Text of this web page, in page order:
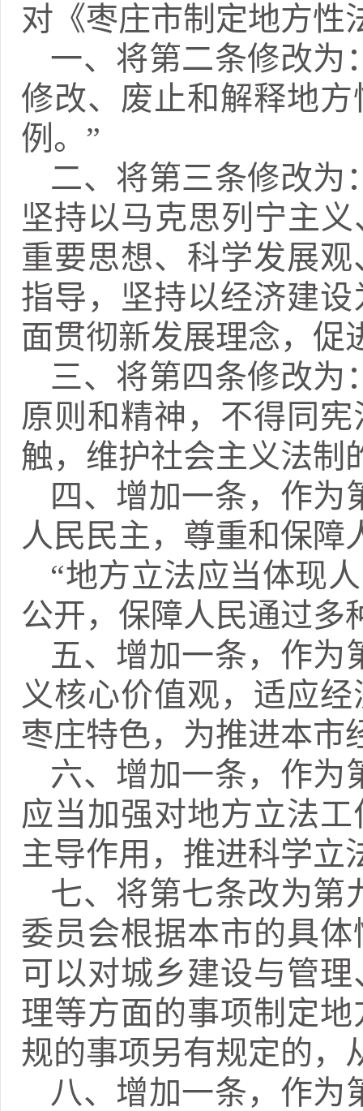
对《枣庄市制定地方性
一、将第二条修改为
修改、废止和解释地
例。”
二、将第三条修改为
坚持以马克思列宁主
重要思想、科学发展
指导，坚持以经济建
面贯彻新发展理念，促
三、将第四条修改为
原则和精神，不得同
触，维护社会主义法制
四、增加一条，作为
人民民主，尊重和保障
“地方立法应当体现
公开，保障人民通过多
五、增加一条，作为
义核心价值观，适应
枣庄特色，为推进本市
六、增加一条，作为
应当加强对地方立法
主导作用，推进科学立
七、将第七条改为第
委员会根据本市的具
可以对城乡建设与管
理等方面的事项制定
规的事项另有规定的，
八、增加一条，作为